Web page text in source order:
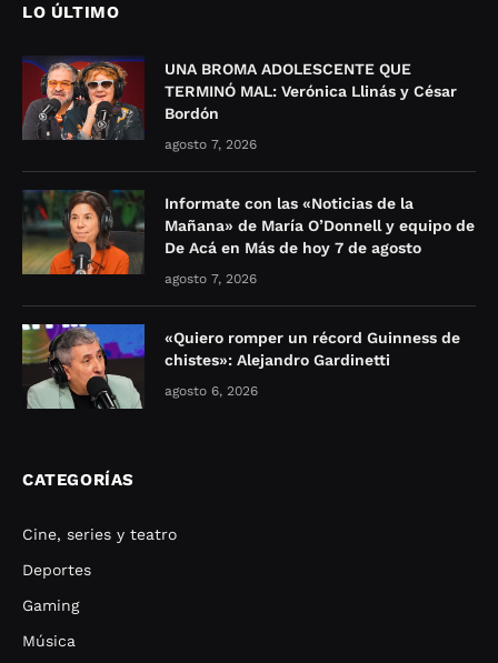
LO ÚLTIMO
UNA BROMA ADOLESCENTE QUE
TERMINÓ MAL: Verónica Llinás y César
Bordón
agosto 7, 2026
Informate con las «Noticias de la
Mañana» de María O’Donnell y equipo de
De Acá en Más de hoy 7 de agosto
agosto 7, 2026
«Quiero romper un récord Guinness de
chistes»: Alejandro Gardinetti
agosto 6, 2026
CATEGORÍAS
Cine, series y teatro
Deportes
Gaming
Música